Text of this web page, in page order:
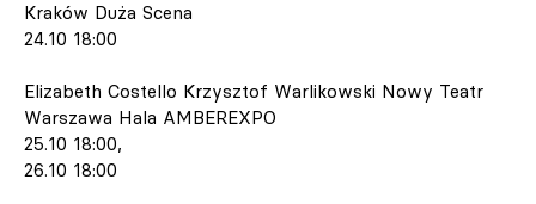
Kraków Duża Scena
24.10 18:00
Elizabeth Costello Krzysztof Warlikowski Nowy Teatr
Warszawa Hala AMBEREXPO
25.10 18:00,
26.10 18:00